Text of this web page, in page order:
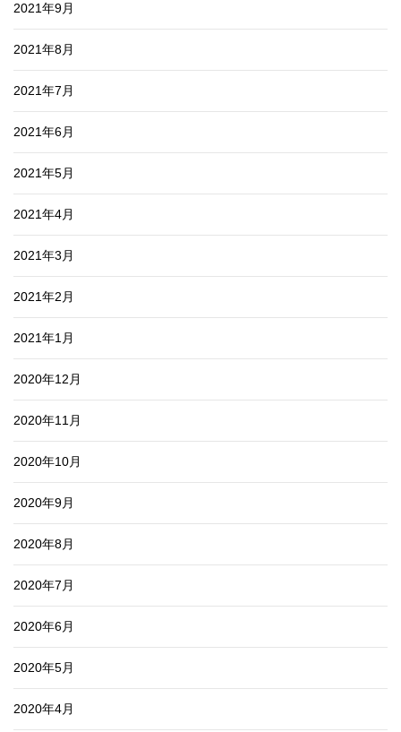
2021年9月
2021年8月
2021年7月
2021年6月
2021年5月
2021年4月
2021年3月
2021年2月
2021年1月
2020年12月
2020年11月
2020年10月
2020年9月
2020年8月
2020年7月
2020年6月
2020年5月
2020年4月